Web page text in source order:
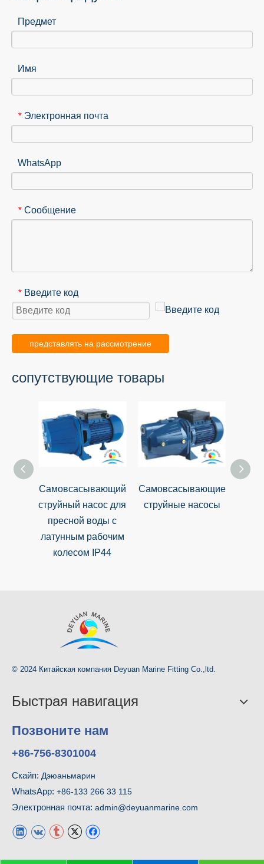
Предмет
Имя
* Электронная почта
WhatsApp
* Сообщение
* Введите код
представлять на рассмотрение
сопутствующие товары
Самовсасывающий
струйный насос для
пресной воды с
латунным рабочим
колесом IP44
Самовсасывающие
струйные насосы
© 2024 Китайская компания Deyuan Marine Fitting Co.,ltd.
Быстрая навигация
Позвоните нам
+86-756-8301004
Скайп: Дэюаньмарин
WhatsApp: +86-133 266 33 115
Электронная почта: admin@deyuanmarine.com